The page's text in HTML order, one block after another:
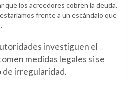
que los acreedores cobren la deuda.
frente a un escándalo que
investiguen el
medidas legales si se
de irregularidad.